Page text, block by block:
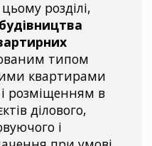
розділі,
типом
квартирами
і розміщенням в
ділового,
і